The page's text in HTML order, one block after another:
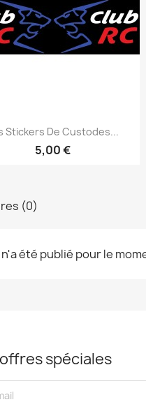
Stickers De Custodes...
5,00 €
(0)
été publié pour le
spéciales